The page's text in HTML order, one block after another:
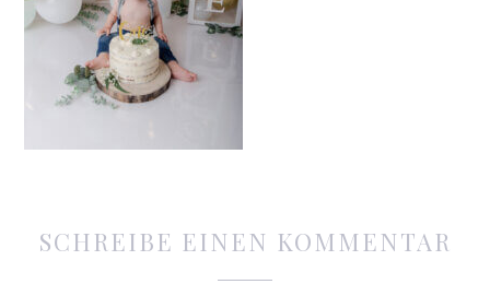
SCHREIBE EINEN KOMMENTAR